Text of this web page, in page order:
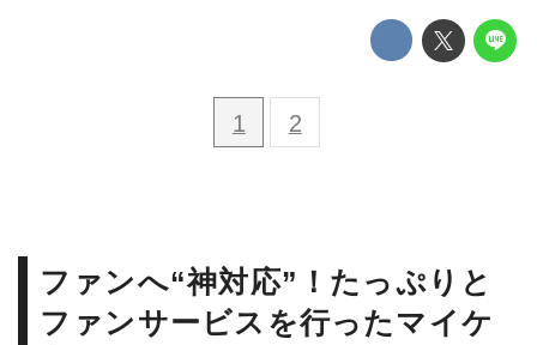
1 2
ファンへ“神対応”！たっぷりと
ファンサービスを行ったマイケ